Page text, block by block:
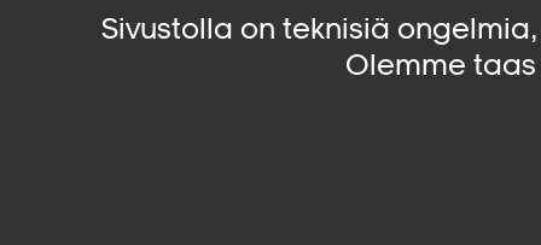
Sivustolla on teknisiä
Olemme